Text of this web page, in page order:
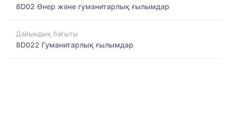
8D02 Өнер және гуманитарлық ғылымдар
Дайындық бағыты
8D022 Гуманитарлық ғылымдар